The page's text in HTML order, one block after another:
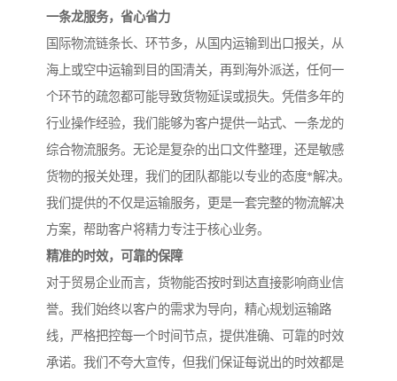
一条龙服务，省心省力
国际物流链条长、环节多，从国内运输到出口报关，从
海上或空中运输到目的国清关，再到海外派送，任何一
个环节的疏忽都可能导致货物延误或损失。凭借多年的
行业操作经验，我们能够为客户提供一站式、一条龙的
综合物流服务。无论是复杂的出口文件整理，还是敏感
货物的报关处理，我们的团队都能以专业的态度*解决。
我们提供的不仅是运输服务，更是一套完整的物流解决
方案，帮助客户将精力专注于核心业务。
精准的时效，可靠的保障
对于贸易企业而言，货物能否按时到达直接影响商业信
誉。我们始终以客户的需求为导向，精心规划运输路
线，严格把控每一个时间节点，提供准确、可靠的时效
承诺。我们不夸大宣传，但我们保证每说出的时效都是